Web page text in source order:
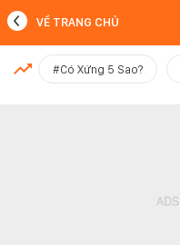
MỚI NHẤT
VỀ TRANG CHỦ
#Có Xứng 5 Sao?